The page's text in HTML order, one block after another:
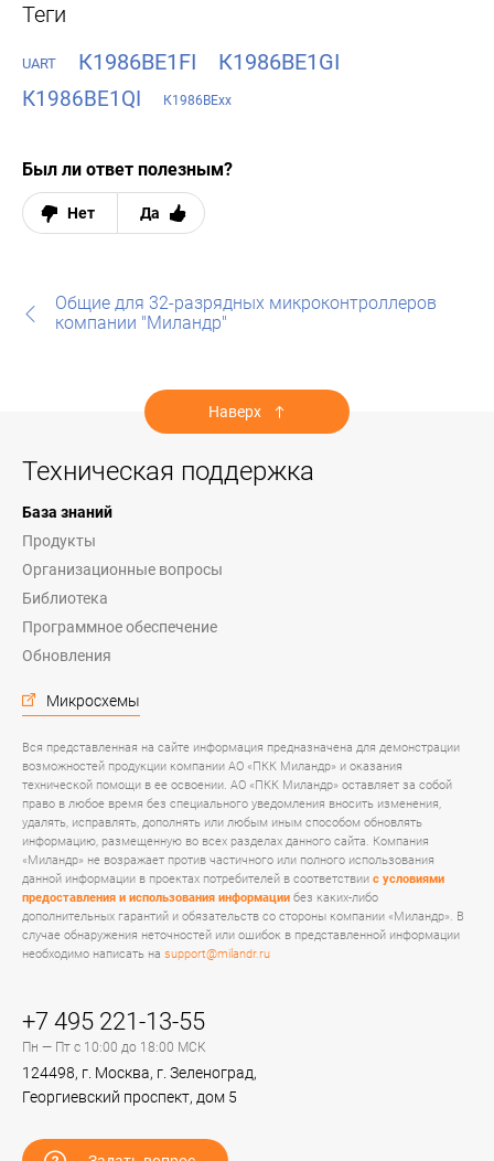
Теги
UART К1986ВЕ1FI К1986ВЕ1GI
К1986ВЕ1QI К1986ВЕхх
Был ли ответ полезным?
Нет Да
Общие для 32-разрядных микроконтроллеров
компании "Миландр"
Наверх
Техническая поддержка
База знаний
Продукты
Организационные вопросы
Библиотека
Программное обеспечение
Обновления
Микросхемы
Вся представленная на сайте информация предназначена для демонстрации
возможностей продукции компании АО «ПКК Миландр» и оказания
технической помощи в ее освоении. АО «ПКК Миландр» оставляет за собой
право в любое время без специального уведомления вносить изменения,
удалять, исправлять, дополнять или любым иным способом обновлять
информацию, размещенную во всех разделах данного сайта. Компания
«Миландр» не возражает против частичного или полного использования
данной информации в проектах потребителей в соответствии с условиями
предоставления и использования информации без каких-либо
дополнительных гарантий и обязательств со стороны компании «Миландр». В
случае обнаружения неточностей или ошибок в представленной информации
необходимо написать на support@milandr.ru
+7 495 221-13-55
Пн — Пт с 10:00 до 18:00 МСК
124498, г. Москва, г. Зеленоград,
Георгиевский проспект, дом 5